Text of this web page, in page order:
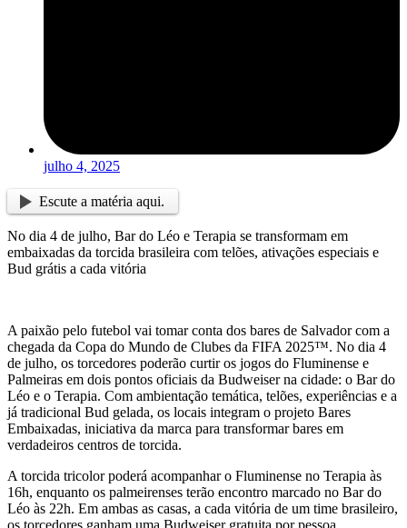
julho 4, 2025
Escute a matéria aqui.
No dia 4 de julho, Bar do Léo e Terapia se transformam em
embaixadas da torcida brasileira com telões, ativações especiais e
Bud grátis a cada vitória
A paixão pelo futebol vai tomar conta dos bares de Salvador com a
chegada da Copa do Mundo de Clubes da FIFA 2025™️. No dia 4
de julho, os torcedores poderão curtir os jogos do Fluminense e
Palmeiras em dois pontos oficiais da Budweiser na cidade: o Bar do
Léo e o Terapia. Com ambientação temática, telões, experiências e a
já tradicional Bud gelada, os locais integram o projeto Bares
Embaixadas, iniciativa da marca para transformar bares em
verdadeiros centros de torcida.
A torcida tricolor poderá acompanhar o Fluminense no Terapia às
16h, enquanto os palmeirenses terão encontro marcado no Bar do
Léo às 22h. Em ambas as casas, a cada vitória de um time brasileiro,